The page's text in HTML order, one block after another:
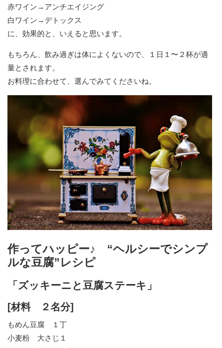
赤ワイン→アンチエイジング
白ワイン→デトックス
に、効果的と、いえると思います。
もちろん、飲み過ぎは体によくないので、１日１〜２杯が適
量とされます。
お料理に合わせて、選んでみてくださいね。
作ってハッピー♪ “ヘルシーでシンプ
ルな豆腐”レシピ
「ズッキーニと豆腐ステーキ」
[材料 ２名分]
もめん豆腐 １丁
小麦粉 大さじ１